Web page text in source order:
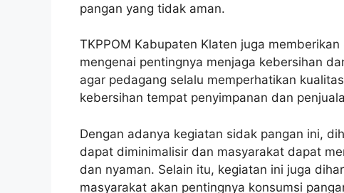
pangan yang tidak aman.
TKPPOM Kabupaten Klaten juga
mengenai pentingnya menjaga kebersihan
agar pedagang selalu memperhatikan
kebersihan tempat penyimpanan dan
Dengan adanya kegiatan sidak pangan ini,
dapat diminimalisir dan masyarakat dapat
dan nyaman. Selain itu, kegiatan ini juga
masyarakat akan pentingnya konsumsi